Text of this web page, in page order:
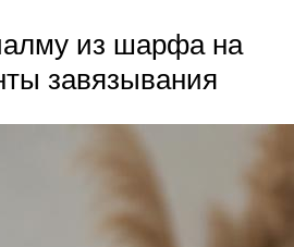
из шарфа на
завязывания